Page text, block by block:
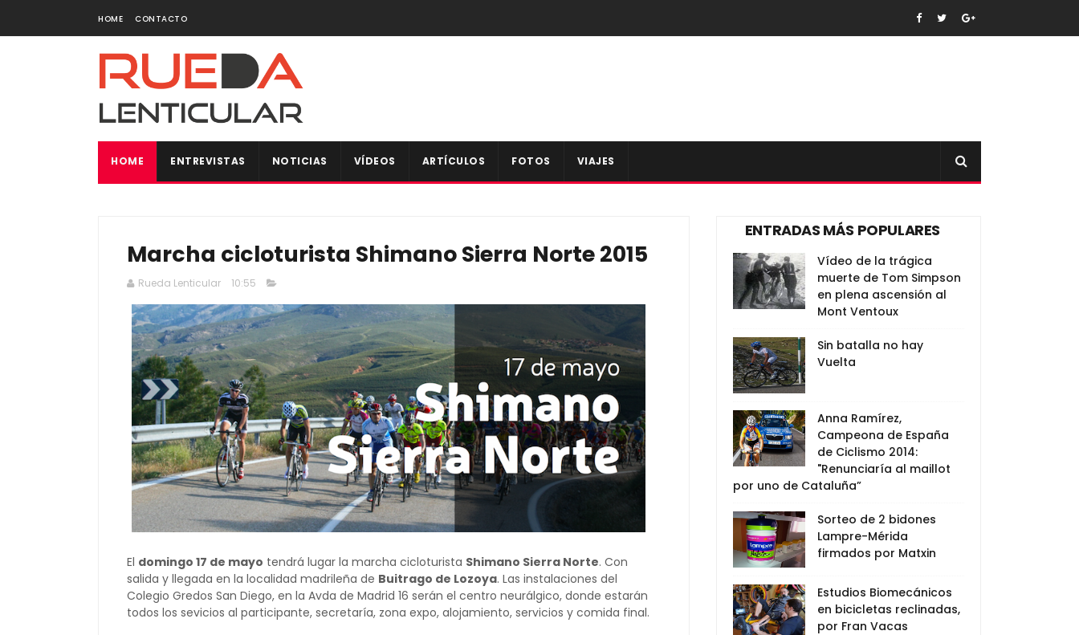
HOME CONTACTO
HOME ENTREVISTAS NOTICIAS VÍDEOS ARTÍCULOS FOTOS VIAJES
Marcha cicloturista Shimano Sierra Norte 2015
Rueda Lenticular 10:55
El domingo 17 de mayo tendrá lugar la marcha cicloturista Shimano Sierra Norte. Con
salida y llegada en la localidad madrileña de Buitrago de Lozoya. Las instalaciones del
Colegio Gredos San Diego, en la Avda de Madrid 16 serán el centro neurálgico, donde estarán
todos los sevicios al participante, secretaría, zona expo, alojamiento, servicios y comida final.
ENTRADAS MÁS POPULARES
Vídeo de la trágica
muerte de Tom Simpson
en plena ascensión al
Mont Ventoux
Sin batalla no hay
Vuelta
Anna Ramírez,
Campeona de España
de Ciclismo 2014:
"Renunciaría al maillot
por uno de Cataluña”
Sorteo de 2 bidones
Lampre-Mérida
firmados por Matxin
Estudios Biomecánicos
en bicicletas reclinadas,
por Fran Vacas